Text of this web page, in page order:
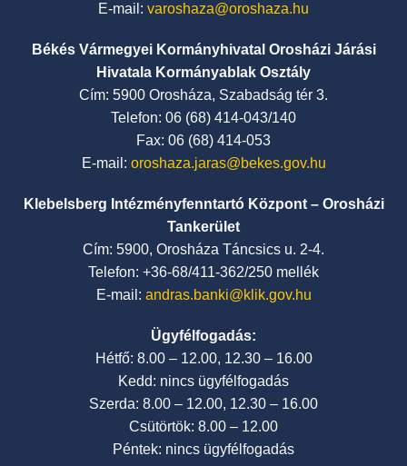
E-mail: varoshaza@oroshaza.hu
Békés Vármegyei Kormányhivatal Orosházi Járási
Hivatala Kormányablak Osztály
Cím: 5900 Orosháza, Szabadság tér 3.
Telefon: 06 (68) 414-043/140
Fax: 06 (68) 414-053
E-mail: oroshaza.jaras@bekes.gov.hu
Klebelsberg Intézményfenntartó Központ – Orosházi
Tankerület
Cím: 5900, Orosháza Táncsics u. 2-4.
Telefon: +36-68/411-362/250 mellék
E-mail: andras.banki@klik.gov.hu
Ügyfélfogadás:
Hétfő: 8.00 – 12.00, 12.30 – 16.00
Kedd: nincs ügyfélfogadás
Szerda: 8.00 – 12.00, 12.30 – 16.00
Csütörtök: 8.00 – 12.00
Péntek: nincs ügyfélfogadás